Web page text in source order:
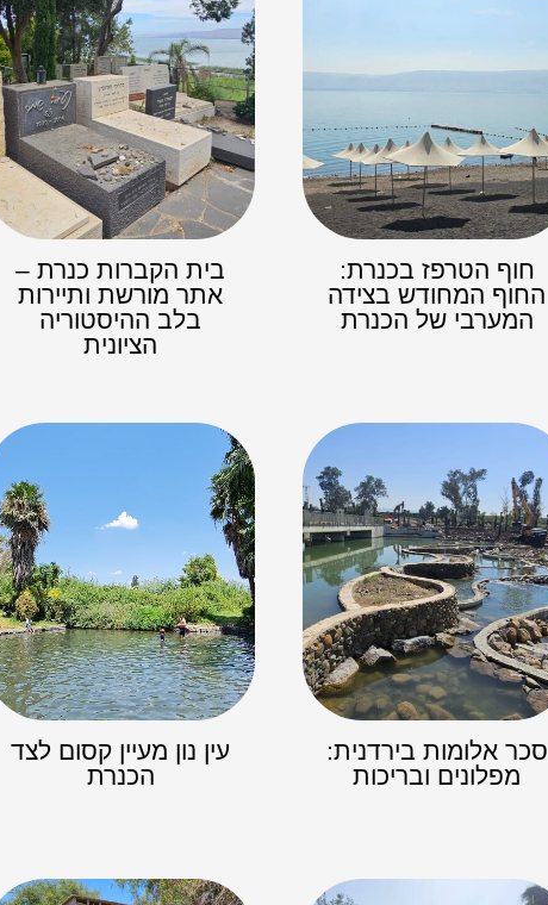
חוף הטרפז בכנרת:
החוף המחודש בצידה
המערבי של הכנרת
בית הקברות כנרת –
אתר מורשת ותיירות
בלב ההיסטוריה
הציונית
סכר אלומות בירדנית:
מפלונים ובריכות
עין נון מעיין קסום לצד
הכנרת